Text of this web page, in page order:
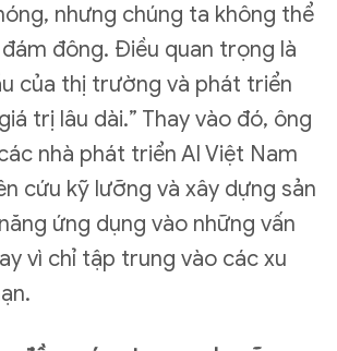
nhưng chúng ta không thể
đông. Điều quan trọng là
của thị trường và phát triển
trị lâu dài.” Thay vào đó, ông
nhà phát triển AI Việt Nam
cứu kỹ lưỡng và xây dựng sản
ứng dụng vào những vấn
vì chỉ tập trung vào các xu